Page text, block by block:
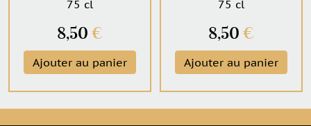
75 cl
8,50 €
Ajouter au panier
75 cl
8,50 €
Ajouter au panier